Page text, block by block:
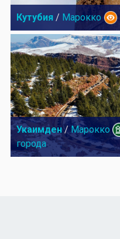
Кутубия / Марокко
Укаимден/ Марокко
города